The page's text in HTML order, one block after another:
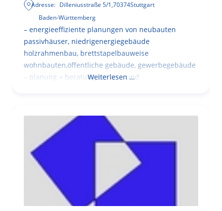
Adresse: Dilleniusstraße 5/1,70374Stuttgart
Baden-Württemberg
– energieeffiziente planungen von neubauten
passivhäuser, niedrigenergiegebäude
holzrahmenbau, brettstapelbauweise
wohnbauten,öffentliche gebäude, gewerbegebäude
– planung + beratung bei an – und
Weiterlesen …